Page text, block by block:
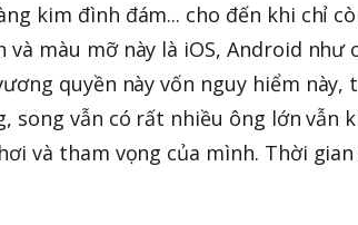
kim đình đám... cho đến khi chỉ
màu mỡ này là iOS, Android như
quyền này vốn nguy hiểm này,
song vẫn có rất nhiều ông lớn vẫn
và tham vọng của mình. Thời